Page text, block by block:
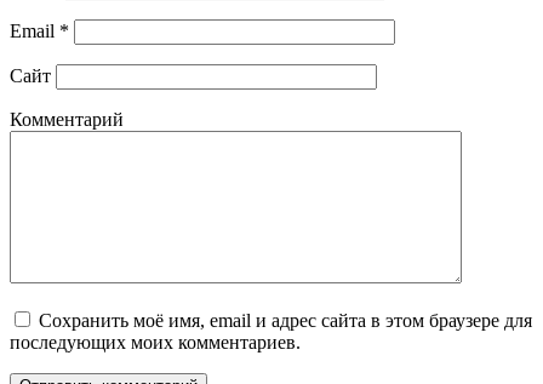
Email *
Сайт
Комментарий
Сохранить моё имя, email и адрес сайта в этом браузере для
последующих моих комментариев.